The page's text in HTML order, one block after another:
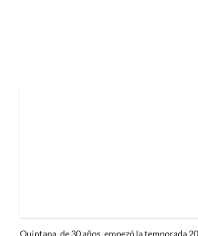
Quintana, de 30 años, empezó la temporada